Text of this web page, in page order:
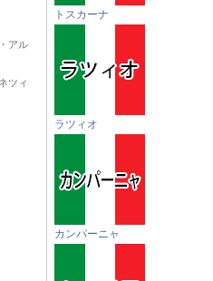
アル
ツィ
トスカーナ
ラツィオ
カンパーニャ